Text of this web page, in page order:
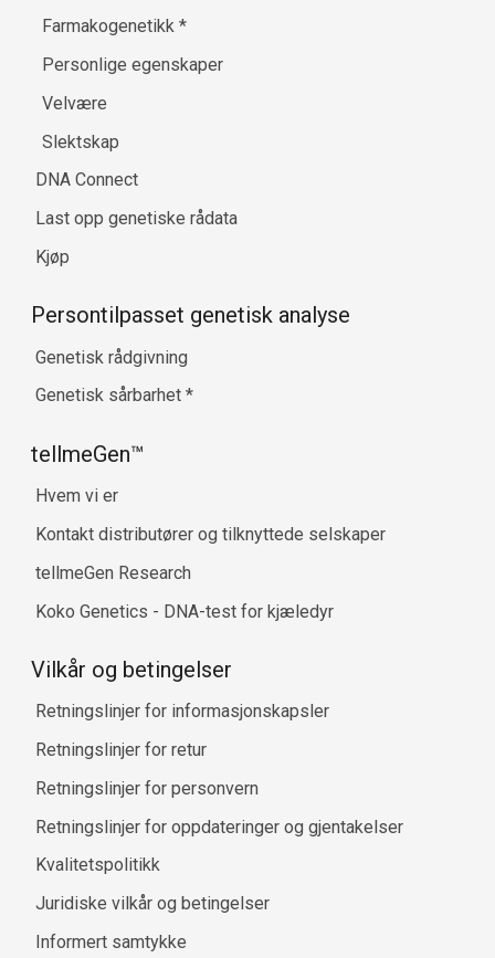
Farmakogenetikk*
Personlige egenskaper
Velvære
Slektskap
DNA Connect
Last opp genetiske rådata
Kjøp
Persontilpasset genetisk analyse
Genetisk rådgivning
Genetisk sårbarhet *
tellmeGen™
Hvem vi er
Kontakt distributører og tilknyttede selskaper
tellmeGen Research
Koko Genetics - DNA-test for kjæledyr
Vilkår og betingelser
Retningslinjer for informasjonskapsler
Retningslinjer for retur
Retningslinjer for personvern
Retningslinjer for oppdateringer og gjentakelser
Kvalitetspolitikk
Juridiske vilkår og betingelser
Informert samtykke